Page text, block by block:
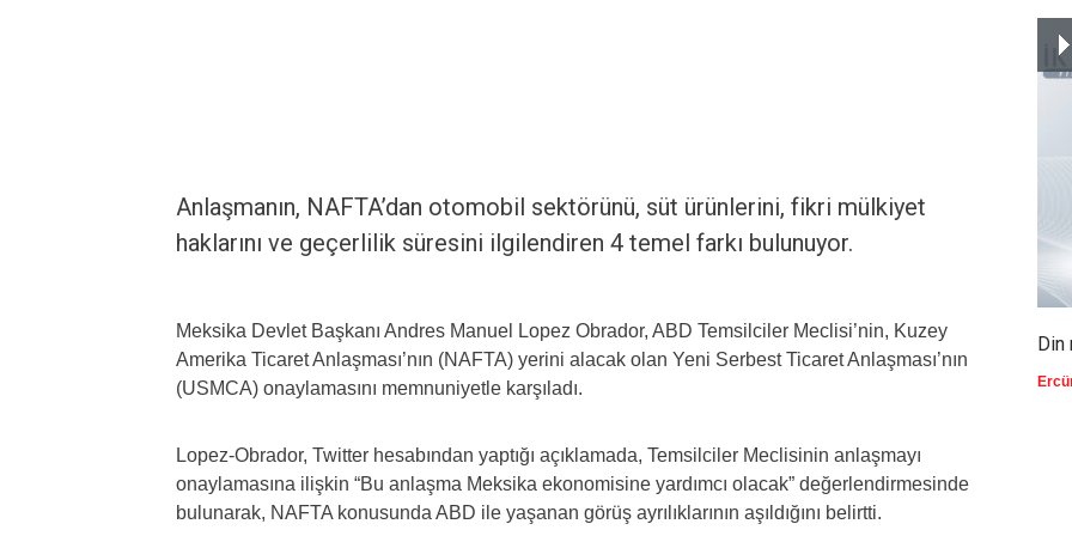
Anlaşmanın, NAFTA’dan otomobil sektörünü, süt ürünlerini, fikri mülkiyet
haklarını ve geçerlilik süresini ilgilendiren 4 temel farkı bulunuyor.
Meksika Devlet Başkanı Andres Manuel Lopez Obrador, ABD Temsilciler Meclisi’nin, Kuzey
Amerika Ticaret Anlaşması’nın (NAFTA) yerini alacak olan Yeni Serbest Ticaret Anlaşması’nın
(USMCA) onaylamasını memnuniyetle karşıladı.
Lopez-Obrador, Twitter hesabından yaptığı açıklamada, Temsilciler Meclisinin anlaşmayı
onaylamasına ilişkin “Bu anlaşma Meksika ekonomisine yardımcı olacak” değerlendirmesinde
bulunarak, NAFTA konusunda ABD ile yaşanan görüş ayrılıklarının aşıldığını belirtti.
Din